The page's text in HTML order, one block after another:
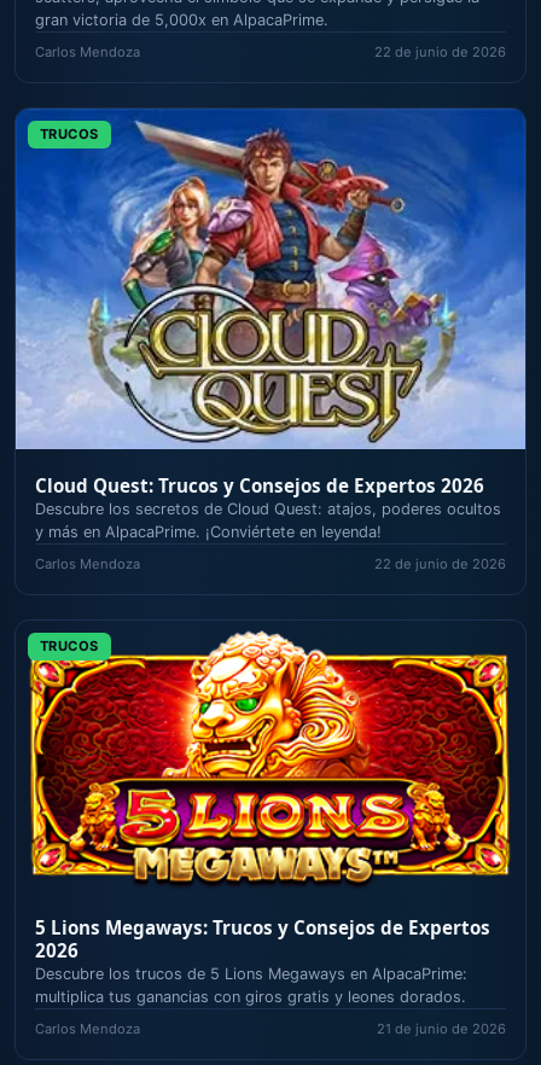
gran victoria de 5,000x en AlpacaPrime.
Carlos Mendoza 22 de junio de 2026
TRUCOS
Cloud Quest: Trucos y Consejos de Expertos 2026
Descubre los secretos de Cloud Quest: atajos, poderes ocultos
y más en AlpacaPrime. ¡Conviértete en leyenda!
Carlos Mendoza 22 de junio de 2026
TRUCOS
5 Lions Megaways: Trucos y Consejos de Expertos
2026
Descubre los trucos de 5 Lions Megaways en AlpacaPrime:
multiplica tus ganancias con giros gratis y leones dorados.
Carlos Mendoza 21 de junio de 2026